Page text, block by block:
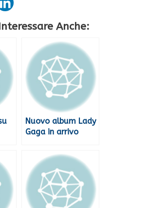
Anche:
Nuovo album Lady
Gaga in arrivo